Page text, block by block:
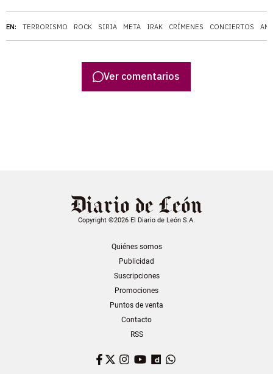
EN: TERRORISMO ROCK SIRIA META IRAK CRÍMENES CONCIERTOS
Ver comentarios
Copyright ©2026 El Diario de León S.A.
Quiénes somos
Publicidad
Suscripciones
Promociones
Puntos de venta
Contacto
RSS
Facebook
TwitterInstagram
YouTubeDailymotion